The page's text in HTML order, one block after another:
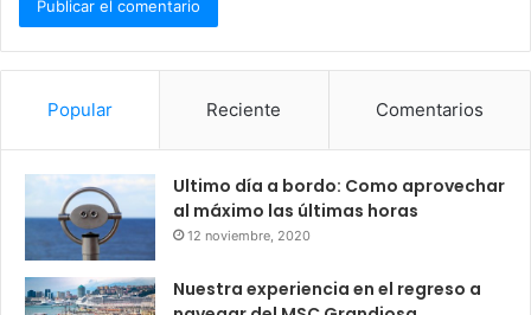
Popular Reciente Comentarios
Ultimo día a bordo: Como aprovechar
al máximo las últimas horas
12 noviembre, 2020
Nuestra experiencia en el regreso a